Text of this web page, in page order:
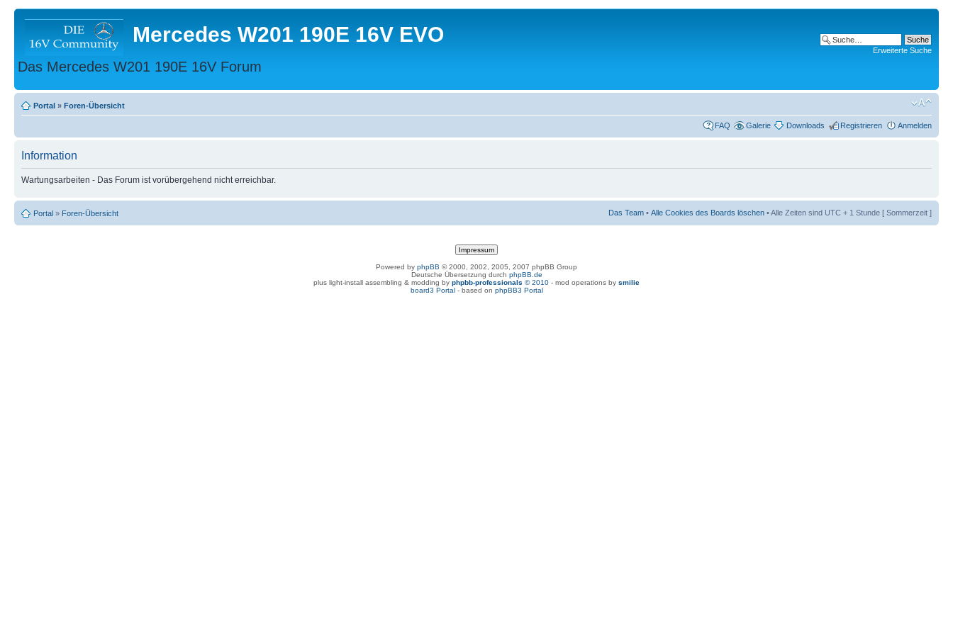
Mercedes W201 190E 16V EVO
Das Mercedes W201 190E 16V Forum
Erweiterte Suche
Portal » Foren-Übersicht
FAQ Galerie Downloads Registrieren Anmelden
Information
Wartungsarbeiten - Das Forum ist vorübergehend nicht erreichbar.
Portal » Foren-Übersicht Das Team • Alle Cookies des Boards löschen • Alle Zeiten sind UTC + 1 Stunde [ Sommerzeit ]
Powered by phpBB © 2000, 2002, 2005, 2007 phpBB Group
Deutsche Übersetzung durch phpBB.de
plus light-install assembling & modding by phpbb-professionals © 2010 - mod operations by smilie
board3 Portal- based on phpBB3 Portal